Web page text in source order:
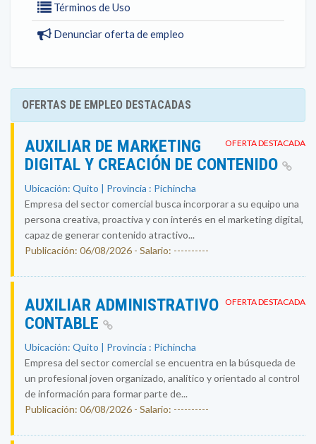
Términos de Uso
Denunciar oferta de empleo
OFERTAS DE EMPLEO DESTACADAS
OFERTA DESTACADA
AUXILIAR DE MARKETING
DIGITAL Y CREACIÓN DE CONTENIDO
Ubicación: Quito | Provincia : Pichincha
Empresa del sector comercial busca incorporar a su equipo una
persona creativa, proactiva y con interés en el marketing digital,
capaz de generar contenido atractivo...
Publicación: 06/08/2026 - Salario: ----------
OFERTA DESTACADA
AUXILIAR ADMINISTRATIVO
CONTABLE
Ubicación: Quito | Provincia : Pichincha
Empresa del sector comercial se encuentra en la búsqueda de
un profesional joven organizado, analítico y orientado al control
de información para formar parte de...
Publicación: 06/08/2026 - Salario: ----------